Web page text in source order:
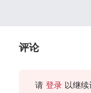
评论
请 登录 以继